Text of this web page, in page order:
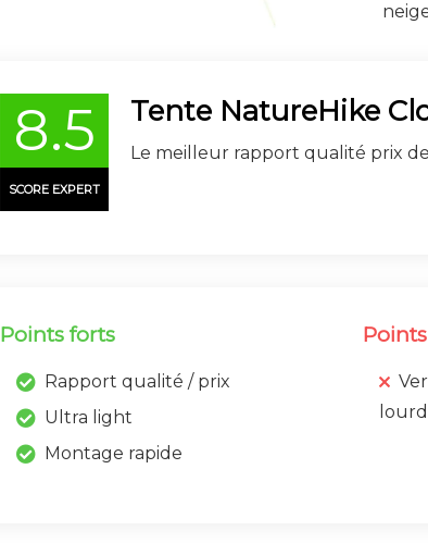
8.5
SCORE EXPERT
Tente NatureHike
Le meilleur rapport qualité prix
Points forts
Rapport qualité / prix
Ultra light
Montage rapide